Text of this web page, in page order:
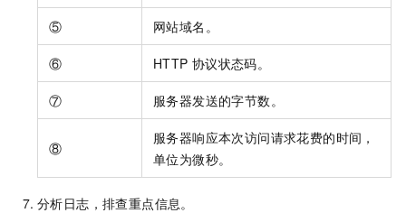
⑤ 网站域名。
⑥ HTTP 协议状态码。
⑦ 服务器发送的字节数。
⑧
服务器响应本次访问请求花费的时间，
单位为微秒。
分析日志，排查重点信息。